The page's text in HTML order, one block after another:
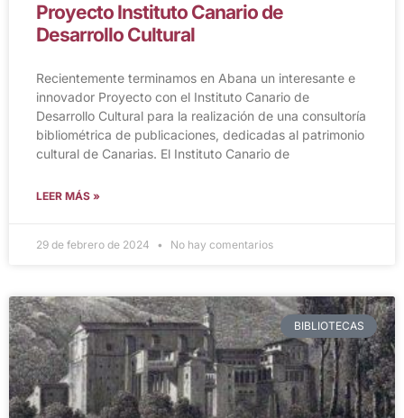
Proyecto Instituto Canario de
Desarrollo Cultural
Recientemente terminamos en Abana un interesante e
innovador Proyecto con el Instituto Canario de
Desarrollo Cultural para la realización de una consultoría
bibliométrica de publicaciones, dedicadas al patrimonio
cultural de Canarias. El Instituto Canario de
LEER MÁS »
29 de febrero de 2024 No hay comentarios
BIBLIOTECAS